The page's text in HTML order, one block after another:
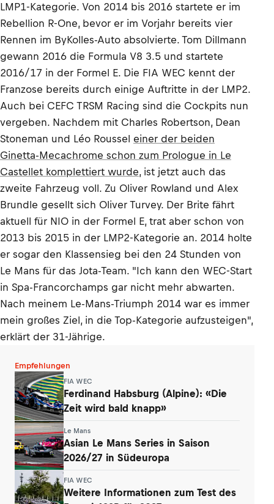
LMP1-Kategorie. Von 2014 bis 2016 startete er im
Rebellion R-One, bevor er im Vorjahr bereits vier
Rennen im ByKolles-Auto absolvierte. Tom Dillmann
gewann 2016 die Formula V8 3.5 und startete
2016/17 in der Formel E. Die FIA WEC kennt der
Franzose bereits durch einige Auftritte in der LMP2.
Auch bei CEFC TRSM Racing sind die Cockpits nun
vergeben. Nachdem mit Charles Robertson, Dean
Stoneman und Léo Roussel einer der beiden
Ginetta-Mecachrome schon zum Prologue in Le
Castellet komplettiert wurde, ist jetzt auch das
zweite Fahrzeug voll. Zu Oliver Rowland und Alex
Brundle gesellt sich Oliver Turvey. Der Brite fährt
aktuell für NIO in der Formel E, trat aber schon von
2013 bis 2015 in der LMP2-Kategorie an. 2014 holte
er sogar den Klassensieg bei den 24 Stunden von
Le Mans für das Jota-Team. "Ich kann den WEC-Start
in Spa-Francorchamps gar nicht mehr abwarten.
Nach meinem Le-Mans-Triumph 2014 war es immer
mein großes Ziel, in die Top-Kategorie aufzusteigen",
erklärt der 31-Jährige.
Empfehlungen
FIA WEC
Ferdinand Habsburg (Alpine): «Die
Zeit wird bald knapp»
Le Mans
Asian Le Mans Series in Saison
2026/27 in Südeuropa
FIA WEC
Weitere Informationen zum Test des